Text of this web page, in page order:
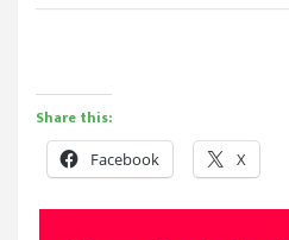
Share this:
Facebook X